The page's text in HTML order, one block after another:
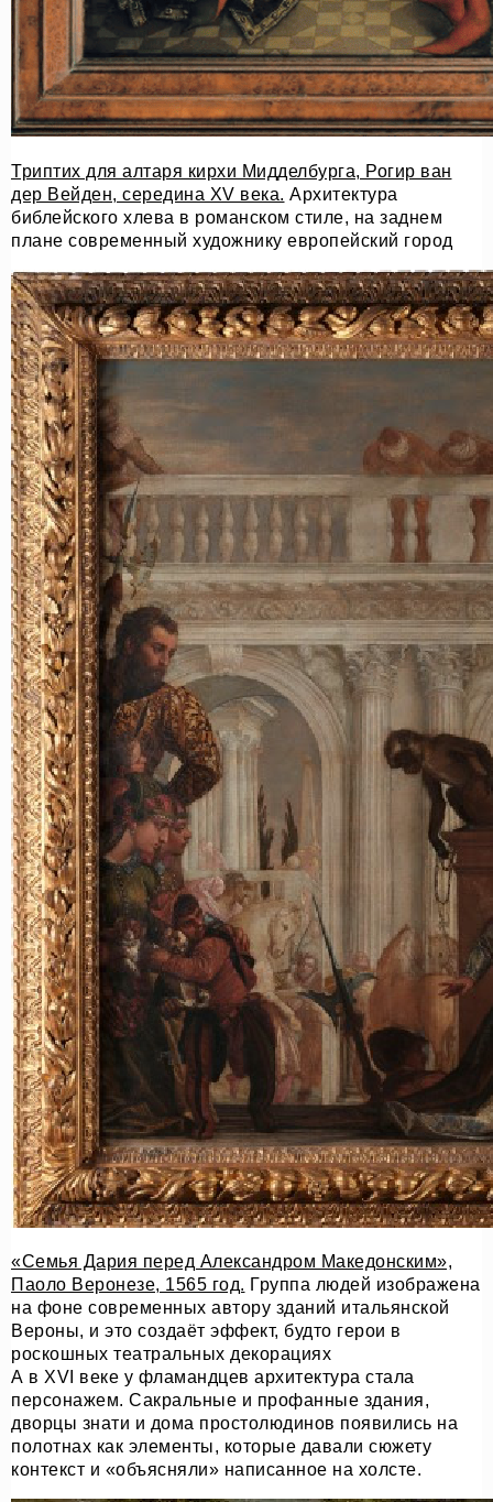
Триптих для алтаря кирхи Мидделбурга, Рогир ван
дер Вейден, середина XV века. Архитектура
библейского хлева в романском стиле, на заднем
плане современный художнику европейский город
«Семья Дария перед Александром Македонским»,
Паоло Веронезе, 1565 год. Группа людей изображена
на фоне современных автору зданий итальянской
Вероны, и это создаёт эффект, будто герои в
роскошных театральных декорациях
А в XVI веке у фламандцев архитектура стала
персонажем. Сакральные и профанные здания,
дворцы знати и дома простолюдинов появились на
полотнах как элементы, которые давали сюжету
контекст и «объясняли» написанное на холсте.